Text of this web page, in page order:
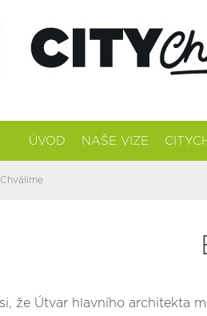
ÚVOD NAŠE VIZE
Chválíme
že Útvar hlavního architekta